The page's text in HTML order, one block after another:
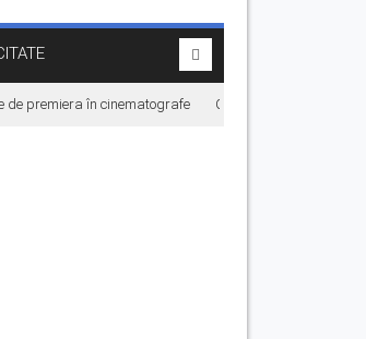
în cinematografe Ce facem în weekend la